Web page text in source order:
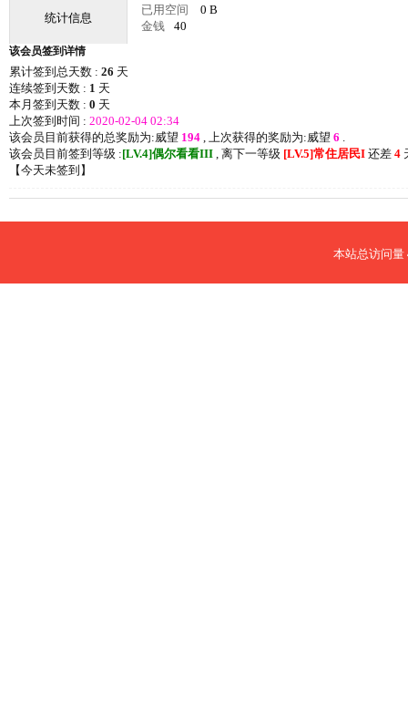
统计信息
已用空间
0 B
金钱
40
该会员签到详情
累计签到总天数 : 26 天
连续签到天数 : 1 天
本月签到天数 : 0 天
上次签到时间 : 2020-02-04 02:34
该会员目前获得的总奖励为:威望 194 , 上次获得的奖励为:威望 6 .
该会员目前签到等级 :[LV.4]偶尔看看III , 离下一等级 [LV.5]常住居民I 还差 4
【今天未签到 】
本站总访问量